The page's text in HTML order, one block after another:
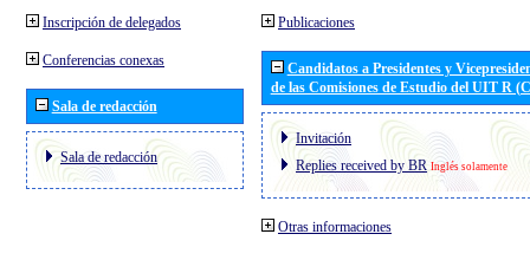
Inscripción de delegados
Conferencias conexas
Sala de redacción
Sala de redacción
Publicaciones
Candidatos a Presidentes y
de las Comisiones de Estudio del UIT R
Invitación
Replies received by BR Inglés solamente
Otras informaciones